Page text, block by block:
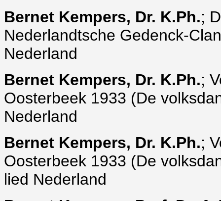
Bernet Kempers, Dr. K.Ph.;
Nederlandtsche Gedenck-
Nederland
Bernet Kempers, Dr. K.Ph.;
Oosterbeek 1933 (De
Nederland
Bernet Kempers, Dr. K.Ph.;
Oosterbeek 1933 (De
lied Nederland